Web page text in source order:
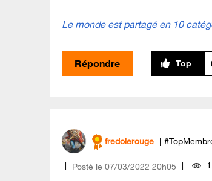
Le monde est partagé en 10
Répondre
fredolerouge
Posté le ‎07/03/2022 20h05